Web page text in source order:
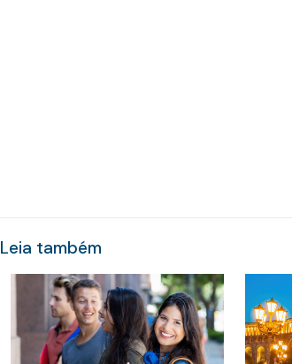
Leia também